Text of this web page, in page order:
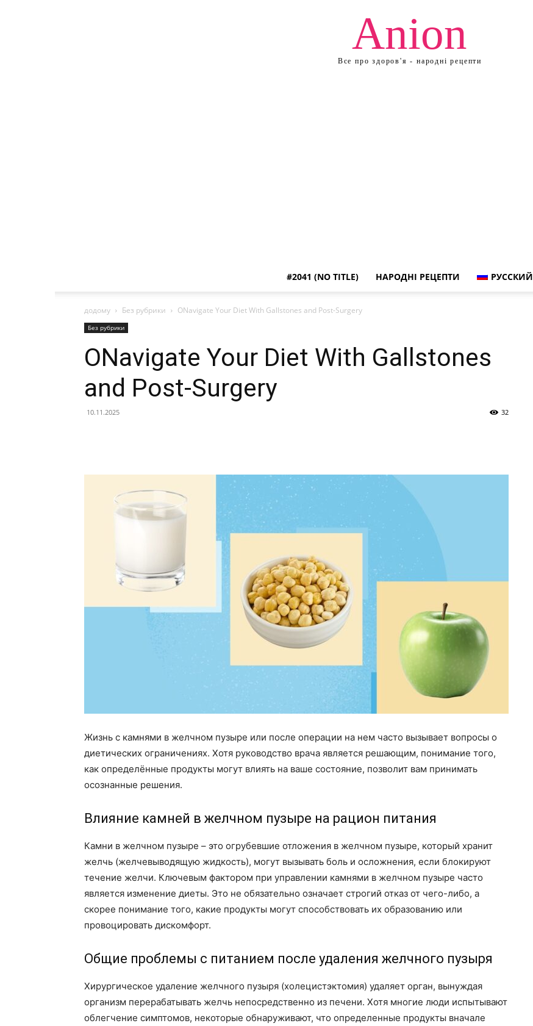
Anion
Все про здоров'я - народні рецепти
#2041 (NO TITLE) НАРОДНІ РЕЦЕПТИ РУССКИЙ
додому Без рубрики ОNavigate Your Diet With Gallstones and Post-Surgery
Без рубрики
ОNavigate Your Diet With Gallstones
and Post-Surgery
10.11.2025 32
Жизнь с камнями в желчном пузыре или после операции на нем часто вызывает вопросы о
диетических ограничениях. Хотя руководство врача является решающим, понимание того,
как определённые продукты могут влиять на ваше состояние, позволит вам принимать
осознанные решения.
Влияние камней в желчном пузыре на рацион питания
Камни в желчном пузыре – это огрубевшие отложения в желчном пузыре, который хранит
желчь (желчевыводящую жидкость), могут вызывать боль и осложнения, если блокируют
течение желчи. Ключевым фактором при управлении камнями в желчном пузыре часто
является изменение диеты. Это не обязательно означает строгий отказ от чего-либо, а
скорее понимание того, какие продукты могут способствовать их образованию или
провоцировать дискомфорт.
Общие проблемы с питанием после удаления желчного пузыря
Хирургическое удаление желчного пузыря (холецистэктомия) удаляет орган, вынуждая
организм перерабатывать желчь непосредственно из печени. Хотя многие люди испытывают
облегчение симптомов, некоторые обнаруживают, что определенные продукты вначале